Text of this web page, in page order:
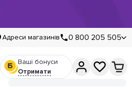
Адреси магазинів 0 800 205 505
Ваші бонуси
Отримати